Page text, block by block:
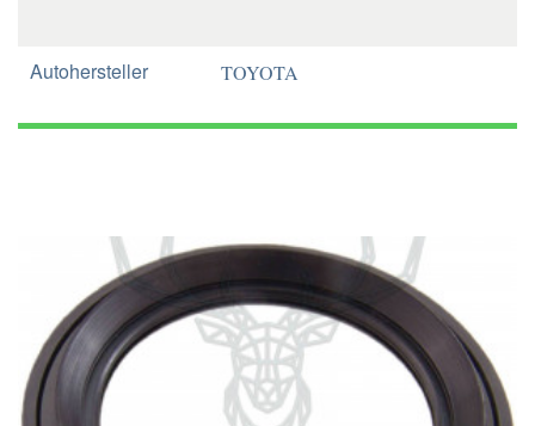
Autohersteller TOYOTA